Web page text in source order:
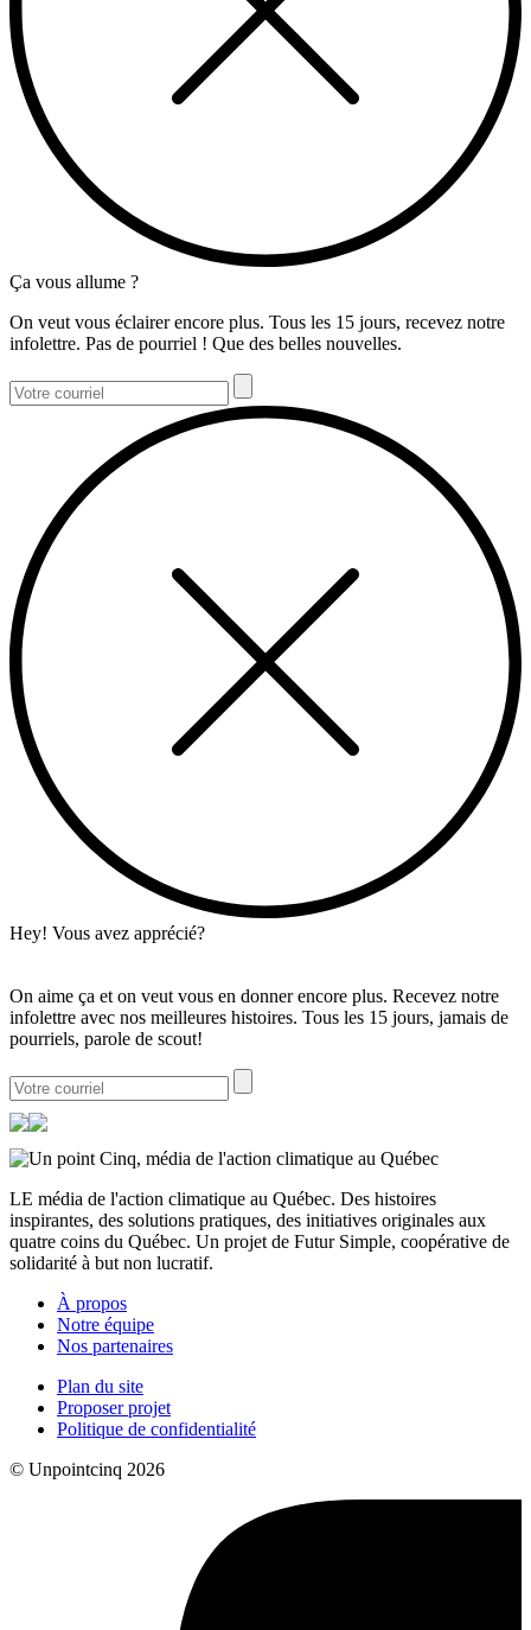
Ça vous allume ?
On veut vous éclairer encore plus. Tous les 15 jours, recevez notre
infolettre. Pas de pourriel ! Que des belles nouvelles.
Hey! Vous avez apprécié?
On aime ça et on veut vous en donner encore plus. Recevez notre
infolettre avec nos meilleures histoires. Tous les 15 jours, jamais de
pourriels, parole de scout!
LE média de l'action climatique au Québec. Des histoires
inspirantes, des solutions pratiques, des initiatives originales aux
quatre coins du Québec. Un projet de Futur Simple, coopérative de
solidarité à but non lucratif.
À propos
Notre équipe
Nos partenaires
Plan du site
Proposer projet
Politique de confidentialité
© Unpointcinq 2026